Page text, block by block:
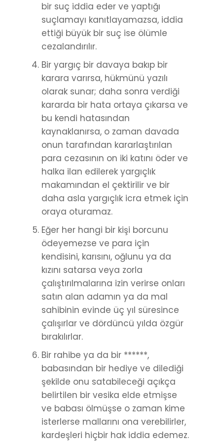
bir suç iddia eder ve yaptığı
suçlamayı kanıtlayamazsa, iddia
ettiği büyük bir suç ise ölümle
cezalandırılır.
Bir yargıç bir davaya bakıp bir
karara varırsa, hükmünü yazılı
olarak sunar; daha sonra verdiği
kararda bir hata ortaya çıkarsa ve
bu kendi hatasından
kaynaklanırsa, o zaman davada
onun tarafından kararlaştırılan
para cezasının on iki katını öder ve
halka ilan edilerek yargıçlık
makamından el çektirilir ve bir
daha asla yargıçlık icra etmek için
oraya oturamaz.
Eğer her hangi bir kişi borcunu
ödeyemezse ve para için
kendisini, karısını, oğlunu ya da
kızını satarsa veya zorla
çalıştırılmalarına izin verirse onları
satın alan adamın ya da mal
sahibinin evinde üç yıl süresince
çalışırlar ve dördüncü yılda özgür
bırakılırlar.
Bir rahibe ya da bir ******,
babasından bir hediye ve dilediği
şekilde onu satabileceği açıkça
belirtilen bir vesika elde etmişse
ve babası ölmüşse o zaman kime
isterlerse mallarını ona verebilirler,
kardeşleri hiçbir hak iddia edemez.